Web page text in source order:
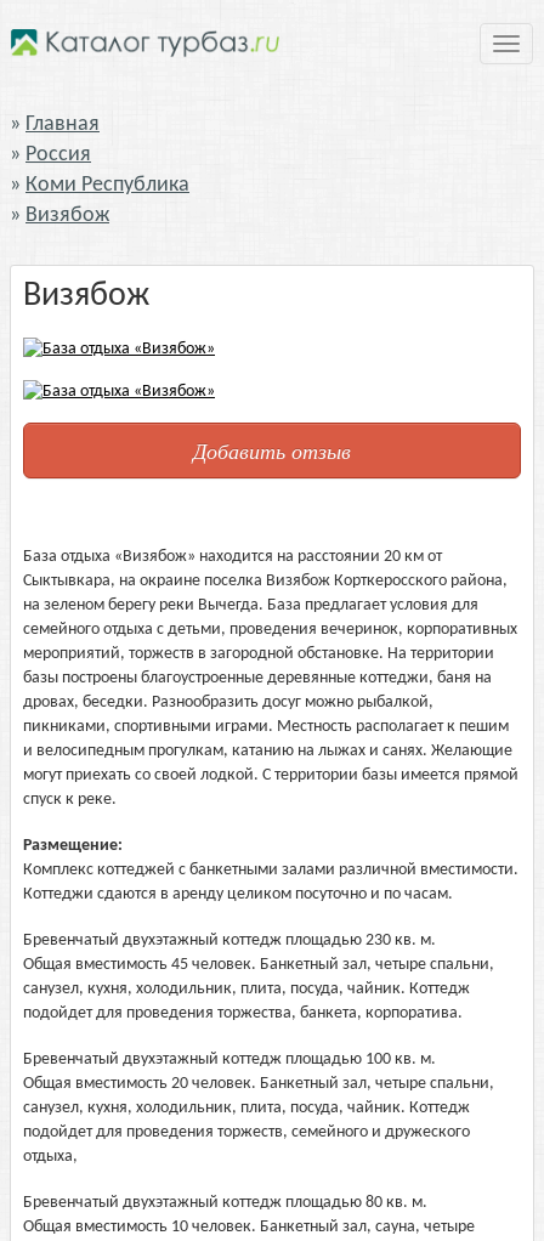
Главная
Россия
Коми Республика
Визябож
Визябож
Добавить отзыв
База отдыха «Визябож» находится на расстоянии 20 км от
Сыктывкара, на окраине поселка Визябож Корткеросского района,
на зеленом берегу реки Вычегда. База предлагает условия для
семейного отдыха с детьми, проведения вечеринок, корпоративных
мероприятий, торжеств в загородной обстановке. На территории
базы построены благоустроенные деревянные коттеджи, баня на
дровах, беседки. Разнообразить досуг можно рыбалкой,
пикниками, спортивными играми. Местность располагает к пешим
и велосипедным прогулкам, катанию на лыжах и санях. Желающие
могут приехать со своей лодкой. С территории базы имеется прямой
спуск к реке.
Размещение:
Комплекс коттеджей с банкетными залами различной вместимости.
Коттеджи сдаются в аренду целиком посуточно и по часам.
Бревенчатый двухэтажный коттедж площадью 230 кв. м.
Общая вместимость 45 человек. Банкетный зал, четыре спальни,
санузел, кухня, холодильник, плита, посуда, чайник. Коттедж
подойдет для проведения торжества, банкета, корпоратива.
Бревенчатый двухэтажный коттедж площадью 100 кв. м.
Общая вместимость 20 человек. Банкетный зал, четыре спальни,
санузел, кухня, холодильник, плита, посуда, чайник. Коттедж
подойдет для проведения торжеств, семейного и дружеского
отдыха,
Бревенчатый двухэтажный коттедж площадью 80 кв. м.
Общая вместимость 10 человек. Банкетный зал, сауна, четыре